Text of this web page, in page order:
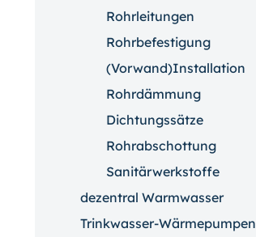
Rohrleitungen
Rohrbefestigung
(Vorwand)Installation
Rohrdämmung
Dichtungssätze
Rohrabschottung
Sanitärwerkstoffe
dezentral Warmwasser
Trinkwasser-Wärmepumpen